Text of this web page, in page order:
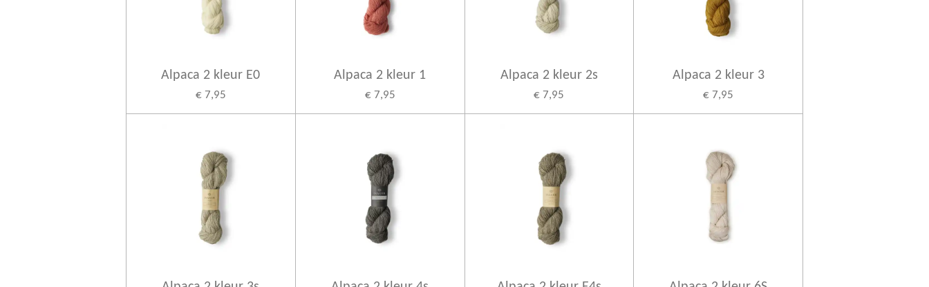
Alpaca 2 kleur E0
€ 7,95
Alpaca 2 kleur 1
€ 7,95
Alpaca 2 kleur 2s
€ 7,95
Alpaca 2 kleur 3
€ 7,95